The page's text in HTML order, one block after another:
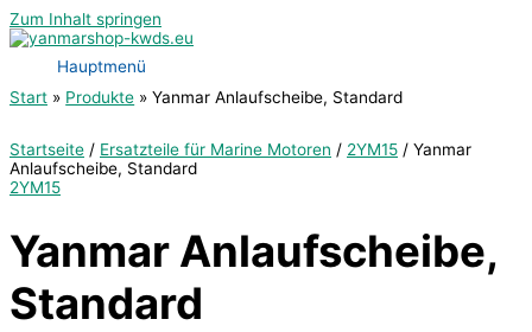
Zum Inhalt springen
Hauptmenü
Start
Produkte Yanmar Anlaufscheibe, Standard
Startseite / Ersatzteile für Marine Motoren / 2YM15 / Yanmar
Anlaufscheibe, Standard
2YM15
Yanmar Anlaufscheibe,
Standard